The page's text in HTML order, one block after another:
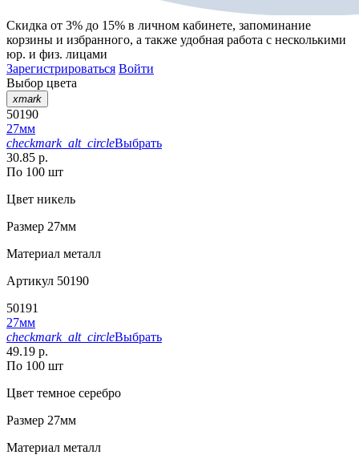
Скидка от 3% до 15% в личном кабинете, запоминание
корзины и избранного, а также удобная работа с несколькими
юр. и физ. лицами
Зарегистрироваться Войти
Выбор цвета
xmark
50190
27мм
checkmark_alt_circleВыбрать
30.85 р.
По 100 шт
Цвет никель
Размер 27мм
Материал металл
Артикул 50190
50191
27мм
checkmark_alt_circleВыбрать
49.19 р.
По 100 шт
Цвет темное серебро
Размер 27мм
Материал металл